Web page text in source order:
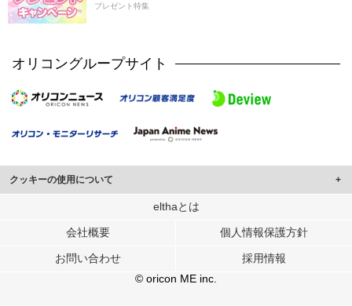
プレゼント特集
オリコングループサイト
クッキーの使用について
このサイトでは Cookie を使用して、ユーザーに合わせたコンテンツや広告の
行っています。
メディアや広告配信、データ解析の各パートナーに提供しています。
ユーザーが各パートナーのサービスを使用したときに収集した他の情報を組み
elthaとは
会社概要 個人情報保護方針
お問い合わせ
採用情報
© oricon ME inc.